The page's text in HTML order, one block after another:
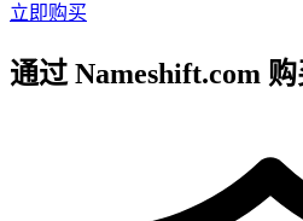
立即购买
通过 Nameshift.com